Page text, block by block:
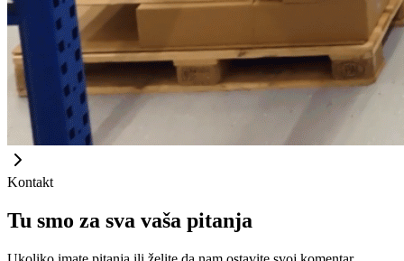
Kontakt
Tu smo za sva vaša pitanja